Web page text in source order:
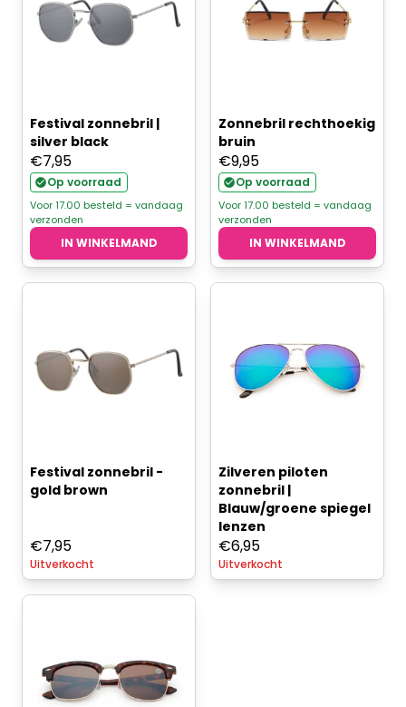
Festival zonnebril |
silver black
€7,95
Op voorraad
Voor 17.00 besteld = vandaag
verzonden
IN WINKELMAND
Zonnebril rechthoekig
bruin
€9,95
Op voorraad
Voor 17.00 besteld = vandaag
verzonden
IN WINKELMAND
Festival zonnebril -
gold brown
€7,95
Uitverkocht
Zilveren piloten
zonnebril |
Blauw/groene spiegel
lenzen
€6,95
Uitverkocht